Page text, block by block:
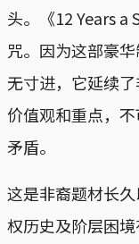
头。《12 Years a
咒。因为这部豪
无寸进，它延续
价值观和重点，
矛盾。
这是非裔题材长
权历史及阶层困境